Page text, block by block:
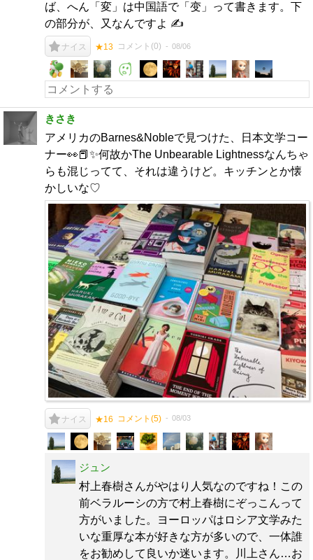
ば、へん「変」は中国語で「变」って書きます。下
の部分が、又なんですよ ✍️
ナイス ★13 コメント(0) 08/06
きさき
アメリカのBarnes&Nobleで見つけた、日本文学コー
ナー👀📕✨何故かThe Unbearable Lightnessなんちゃ
らも混じってて、それは違うけど。キッチンとか懐
かしいな♡
ナイス ★16 コメント(5) 08/03
ジュン
村上春樹さんがやはり人気なのですね！この
前ベラルーシの方で村上春樹にぞっこんって
方がいました。ヨーロッパはロシア文学みた
いな重厚な本が好きな方が多いので、一体誰
をお勧めして良いか迷います。川上さん…お